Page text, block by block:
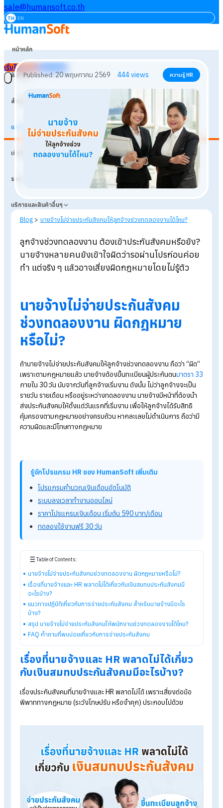
sale@humansoft.co.th
TH EN
หน้าหลัก
ฟังก์ชัน
สำหรับธุรกิจ
แหล่งเรียนรู้
เกี่ยวกับเรา
ราคา
บริการและสินค้าอื่นๆ
เริ่มใช้งานฟรี
Published: 20 พฤษภาคม 2569 444 views ความรู้ HR
Blog นายจ้างไม่จ่ายประกันสังคมให้ลูกจ้างช่วงทดลองงานได้ไหม?
ลูกจ้างช่วงทดลองงาน ต้องเข้าประกันสังคมหรือยั
ทำ แต่จริง ๆ แล้วอาจเสี่ยงผิดกฎหมายโดยไม่รู้ตัว
นายจ้างไม่จ่ายประกันสังคม
ช่วงทดลองงาน ผิดกฎหมาย
ถ้านายจ้างไม่จ่ายประกันสังคมให้ลูกจ้างช่วงทดลองงาน ถือว่า “ผิ
เพราะตามกฎหมายแล้ว นายจ้างต้องขึ้นทะเบียนผู้ประกันตน
ภายใน 30 วัน นับจากวันที่ลูกจ้างเริ่มงาน ดังนั้น ไม่ว่าลูกจ้างจะเป็
รายวัน รายเดือน หรืออยู่ระหว่างทดลองงาน นายจ้างมีหน้าที่ต้องน
ส่งประกันสังคมให้ตั้งแต่วันแรกที่เริ่มงาน เพื่อให้ลูกจ้างได้รับสิทธิ
คุ้มครองตามกฎหมายอย่างครบถ้วน หากละเลยไม่ดำเนินการ ถือว่
ความผิดและมีโทษทางกฎหมาย
รู้จักโปรแกรม HR ของ HumanSoft เพิ่มเติม
โปรแกรมคำนวณเงินเดือนอัตโนมัติ
ระบบลงเวลาทำงานออนไลน์
ราคาโปรแกรมเงินเดือน เริ่มต้น 590 บาท/เดือน
ทดลองใช้งานฟรี 30 วัน
Table of Contents:
อะไรบ้าง?
แนวทางปฏิบัติเกี่ยวกับการจ่ายประกันสังคม สำหรับนายจ้างมีอะไร
บ้าง?
สรุป นายจ้างไม่จ่ายประกันสังคมให้พนักงานช่วงทดลองงานได้ไหม?
FAQ คำถามที่พบบ่อยเกี่ยวกับการจ่ายประกันสังคม